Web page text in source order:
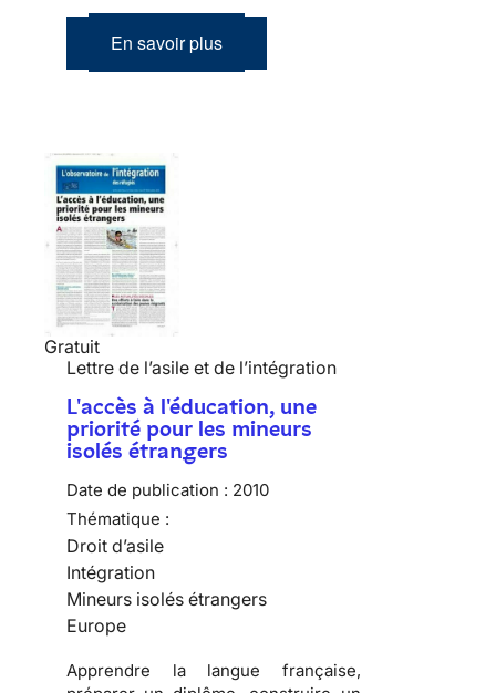
En savoir plus
Gratuit
Lettre de l’asile et de l’intégration
L'accès à l'éducation, une
priorité pour les mineurs
isolés étrangers
Date de publication : 2010
Thématique :
Droit d’asile
Intégration
Mineurs isolés étrangers
Europe
Apprendre la langue française,